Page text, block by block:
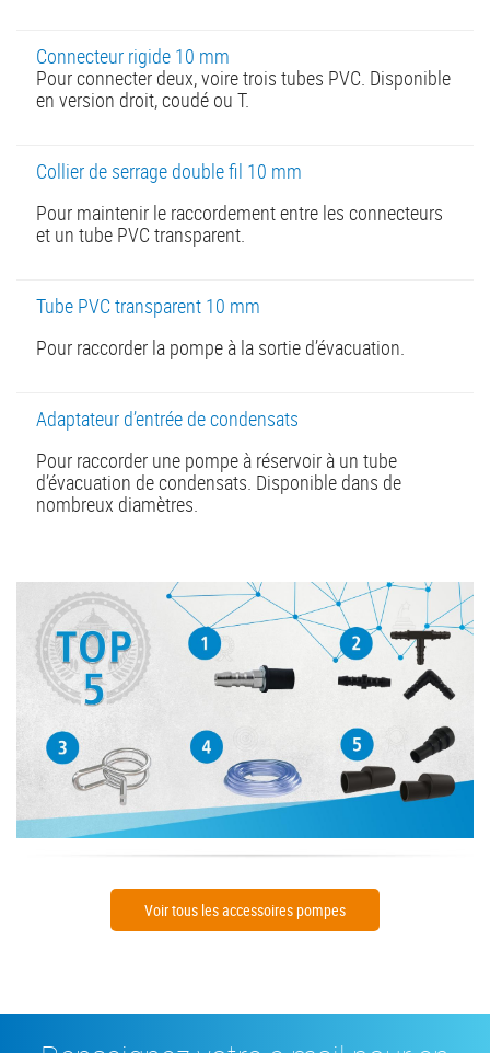
Connecteur rigide 10 mm
Pour connecter deux, voire trois tubes PVC. Disponible
en version droit, coudé ou T.
Collier de serrage double fil 10 mm
Pour maintenir le raccordement entre les connecteurs
et un tube PVC transparent.
Tube PVC transparent 10 mm
Pour raccorder la pompe à la sortie d’évacuation.
Adaptateur d’entrée de condensats
Pour raccorder une pompe à réservoir à un tube
d’évacuation de condensats. Disponible dans de
nombreux diamètres.
Voir tous les accessoires pompes